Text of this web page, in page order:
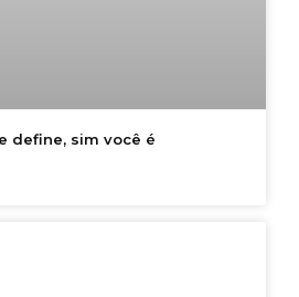
define, sim você é